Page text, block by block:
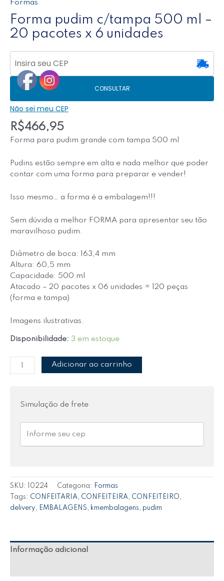
Formas
Forma pudim c/tampa 500 ml –
20 pacotes x 6 unidades
CONSULTAR
Não sei meu CEP
R$466,95
Forma para pudim grande com tampa 500 ml
Pudins estão sempre em alta e nada melhor que poder
contar com uma forma para preparar e vender!
Isso mesmo… a forma é a embalagem!!!
Sem dúvida a melhor FORMA para apresentar seu tão
maravilhoso pudim.
Diâmetro de boca: 163,4 mm
Altura: 60,5 mm
Capacidade: 500 ml
Atacado – 20 pacotes x 06 unidades = 120 peças
(forma e tampa)
Imagens ilustrativas.
Disponibilidade: 3 em estoque
Adicionar ao carrinho
Simulação de frete
SKU: 10224 Categoria: Formas
Tags: CONFEITARIA, CONFEITEIRA, CONFEITEIRO,
delivery, EMBALAGENS, kmembalagens, pudim
Informação adicional